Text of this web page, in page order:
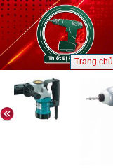
Trang chủ